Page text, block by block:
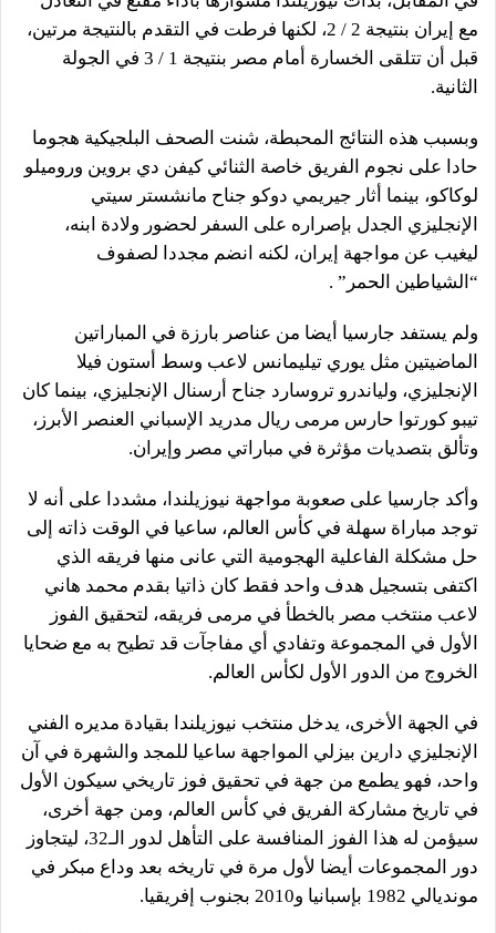
مع إيران بنتيجة 2 / 2، لكنها فرطت في التقدم بالنتيجة مرتين،
قبل أن تتلقى الخسارة أمام مصر بنتيجة 1 / 3 في الجولة
الثانية.
وبسبب هذه النتائج المحبطة، شنت الصحف البلجيكية هجوما
حادا على نجوم الفريق خاصة الثنائي كيفن دي بروين وروميلو
لوكاكو، بينما أثار جيريمي دوكو جناح مانشستر سيتي
الإنجليزي الجدل بإصراره على السفر لحضور ولادة ابنه،
ليغيب عن مواجهة إيران، لكنه انضم مجددا لصفوف
“الشياطين الحمر” .
ولم يستفد جارسيا أيضا من عناصر بارزة في المباراتين
الماضيتين مثل يوري تيليمانس لاعب وسط أستون فيلا
الإنجليزي، ولياندرو تروسارد جناح أرسنال الإنجليزي، بينما كان
تيبو كورتوا حارس مرمى ريال مدريد الإسباني العنصر الأبرز،
وتألق بتصديات مؤثرة في مباراتي مصر وإيران.
وأكد جارسيا على صعوبة مواجهة نيوزيلندا، مشددا على أنه لا
توجد مباراة سهلة في كأس العالم، ساعيا في الوقت ذاته إلى
حل مشكلة الفاعلية الهجومية التي عانى منها فريقه الذي
اكتفى بتسجيل هدف واحد فقط كان ذاتيا بقدم محمد هاني
لاعب منتخب مصر بالخطأ في مرمى فريقه، لتحقيق الفوز
الأول في المجموعة وتفادي أي مفاجآت قد تطيح به مع ضحايا
الخروج من الدور الأول لكأس العالم.
في الجهة الأخرى، يدخل منتخب نيوزيلندا بقيادة مديره الفني
الإنجليزي دارين بيزلي المواجهة ساعيا للمجد والشهرة في آن
واحد، فهو يطمع من جهة في تحقيق فوز تاريخي سيكون الأول
في تاريخ مشاركة الفريق في كأس العالم، ومن جهة أخرى،
سيؤمن له هذا الفوز المنافسة على التأهل لدور الـ32، ليتجاوز
دور المجموعات أيضا لأول مرة في تاريخه بعد وداع مبكر في
مونديالي 1982 بإسبانيا و2010 بجنوب إفريقيا.